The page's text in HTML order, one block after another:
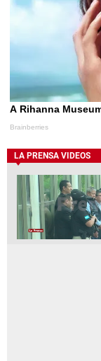
LA PRENSA VIDEOS